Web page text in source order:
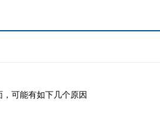
可能有如下几个原因